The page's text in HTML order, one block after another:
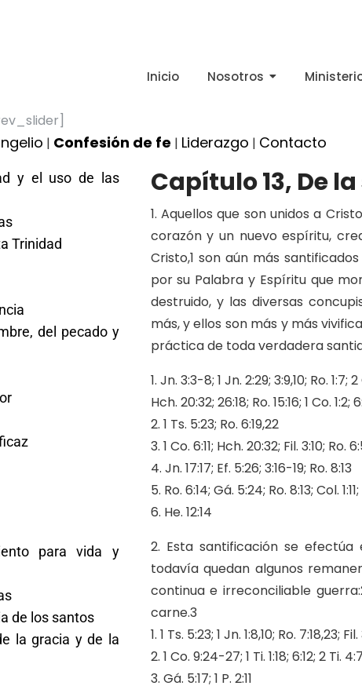
Inicio Nosotros
| Confesión de fe | Liderazgo | Contacto
y el uso de las
Trinidad
del pecado y
para vida y
de los santos
la gracia y de la
Capítulo 13, De
1. Aquellos que son unidos a
corazón y un nuevo espíritu,
Cristo,1 son aún más
por su Palabra y Espíritu que
destruido, y las diversas
más, y ellos son más y más
práctica de toda verdadera
1. Jn. 3:3-8; 1 Jn. 2:29; 3:9,10; Ro. 1:7; 2
Hch. 20:32; 26:18; Ro. 15:16; 1 Co. 1:2;
2. 1 Ts. 5:23; Ro. 6:19,22
3. 1 Co. 6:11; Hch. 20:32; Fil. 3:10; Ro.
4. Jn. 17:17; Ef. 5:26; 3:16-19; Ro. 8:13
5. Ro. 6:14; Gá. 5:24; Ro. 8:13; Col.
6. He. 12:14
2. Esta santificación se
todavía quedan algunos
continua e irreconciliable
carne.3
1. 1 Ts. 5:23; 1 Jn. 1:8,10; Ro. 7:18,23; Fil.
2. 1 Co. 9:24-27; 1 Ti. 1:18; 6:12; 2 Ti. 4:7
3. Gá. 5:17; 1 P. 2:11